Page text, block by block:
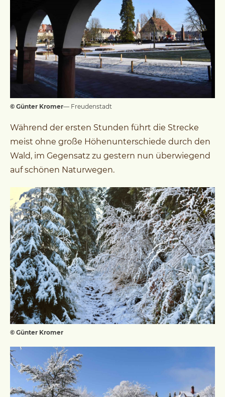
© Günter Kromer— Freudenstadt
Während der ersten Stunden führt die Strecke
meist ohne große Höhenunterschiede durch den
Wald, im Gegensatz zu gestern nun überwiegend
auf schönen Naturwegen.
© Günter Kromer